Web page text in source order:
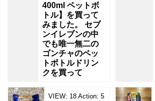
400ml ペットボ
トル】を買って
みました。 セブ
ンイレブンの中
でも唯一無二の
ゴンチャのペッ
トボトルドリン
クを買って
VIEW: 18 Action: 5